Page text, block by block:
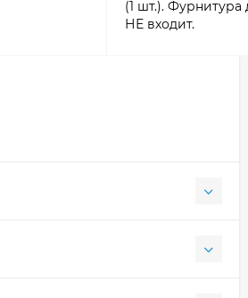
(1 шт.).
НЕ входит.